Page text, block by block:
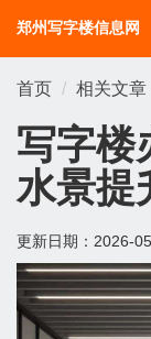
郑州写字楼信息网
首页 相关文章
写字楼
水景提
更新日期： 2026-